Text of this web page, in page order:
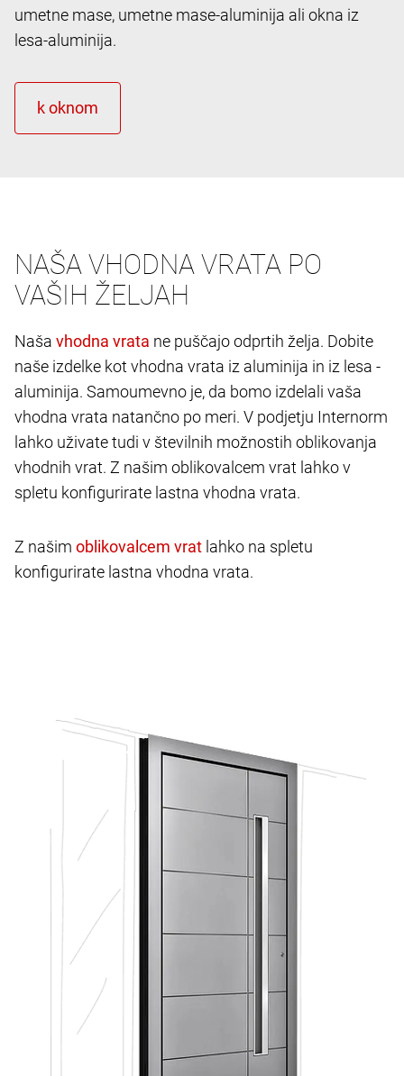
umetne mase, umetne mase-aluminija ali okna iz
lesa-aluminija.
NAŠA VHODNA VRATA PO
VAŠIH ŽELJAH
Naša
ne puščajo odprtih želja. Dobite
naše izdelke kot vhodna vrata iz aluminija in iz lesa -
aluminija. Samoumevno je, da bomo izdelali vaša
vhodna vrata natančno po meri. V podjetju Internorm
lahko uživate tudi v številnih možnostih oblikovanja
vhodnih vrat. Z našim oblikovalcem vrat lahko v
spletu konfigurirate lastna vhodna vrata.
Z našim
lahko na spletu
konfigurirate lastna vhodna vrata.